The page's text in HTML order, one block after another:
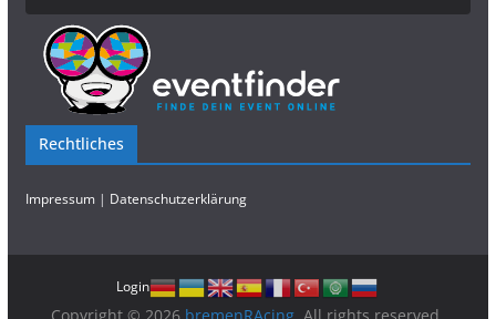
Rechtliches
Impressum| Datenschutzerklärung
Login